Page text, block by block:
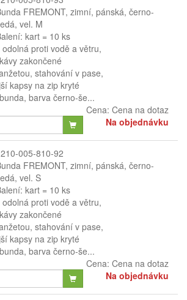
FREMONT, zimní, pánská, černo-
vel. M
kart = 10 ks
proti vodě a větru,
zakončené
stahování v pase,
kapsy na zip kryté
barva černo-še...
Cena: Cena na dotaz
Na objednávku
005-810-92
FREMONT, zimní, pánská, černo-
vel. S
kart = 10 ks
proti vodě a větru,
zakončené
stahování v pase,
kapsy na zip kryté
barva černo-še...
Cena: Cena na dotaz
Na objednávku